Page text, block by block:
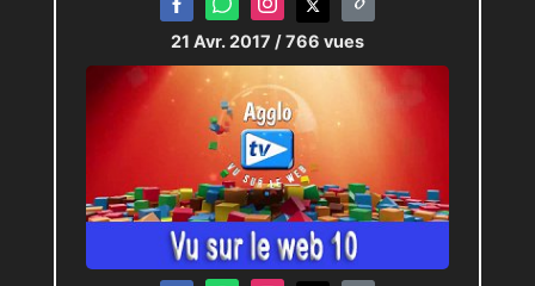
21 Avr. 2017 / 766 vues